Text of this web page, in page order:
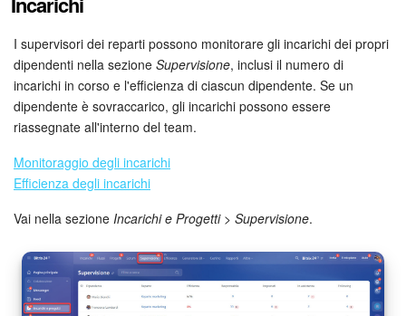
I supervisori dei reparti possono monitorare gli incarichi dei propri
dipendenti nella sezione Supervisione, inclusi il numero di
incarichi in corso e l'efficienza di ciascun dipendente. Se un
dipendente è sovraccarico, gli incarichi possono essere
riassegnate all'interno del team.
Monitoraggio degli incarichi
Efficienza degli incarichi
Vai nella sezione Incarichi e Progetti > Supervisione.